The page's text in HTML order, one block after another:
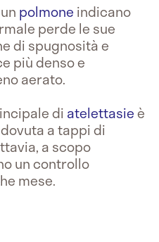
polmone indicano
perde le sue
di spugnosità e
più denso e
aerato.
di atelettasieè
dovuta a tappi di
a scopo
un controllo
mese.